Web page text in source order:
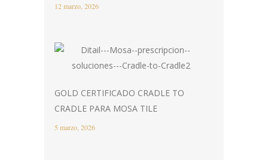
12 marzo, 2026
GOLD CERTIFICADO CRADLE TO
CRADLE PARA MOSA TILE
5 marzo, 2026